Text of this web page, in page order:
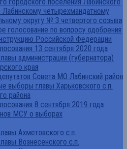
Лабинскому четырехмандатному
округу № 3 четвертого созыва
голосование по вопросу одобрения
Российской Федерации
13 сентября 2020 года
администрации (губернатора)
края
Совета МО Лабинский район
выборы главы Харьковского с.п.
района
8 сентября 2019 года
МСУ о выборах
Ахметовского с.п.
Вознесенского с.п.